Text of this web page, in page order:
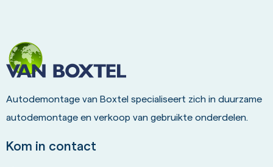
Autodemontage van Boxtel specialiseert zich in duurzame
autodemontage en verkoop van gebruikte onderdelen.
Kom in contact